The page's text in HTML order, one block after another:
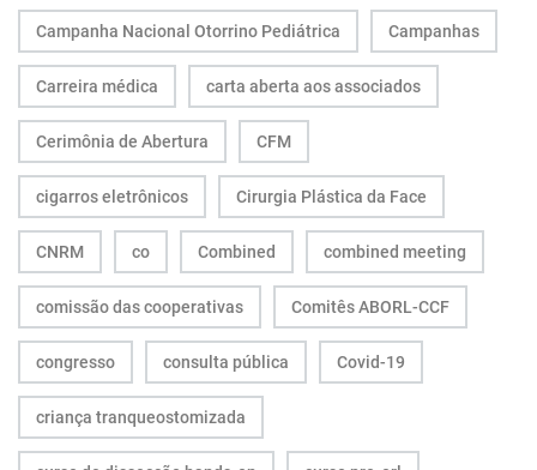
Campanha Nacional Otorrino Pediátrica Campanhas
Carreira médica carta aberta aos associados
Cerimônia de Abertura CFM
cigarros eletrônicos Cirurgia Plástica da Face
CNRM co Combined combined meeting
comissão das cooperativas Comitês ABORL-CCF
congresso consulta pública Covid-19
criança tranqueostomizada